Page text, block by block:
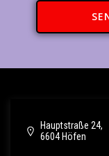
Hauptstraße 24,
6604 Höfen